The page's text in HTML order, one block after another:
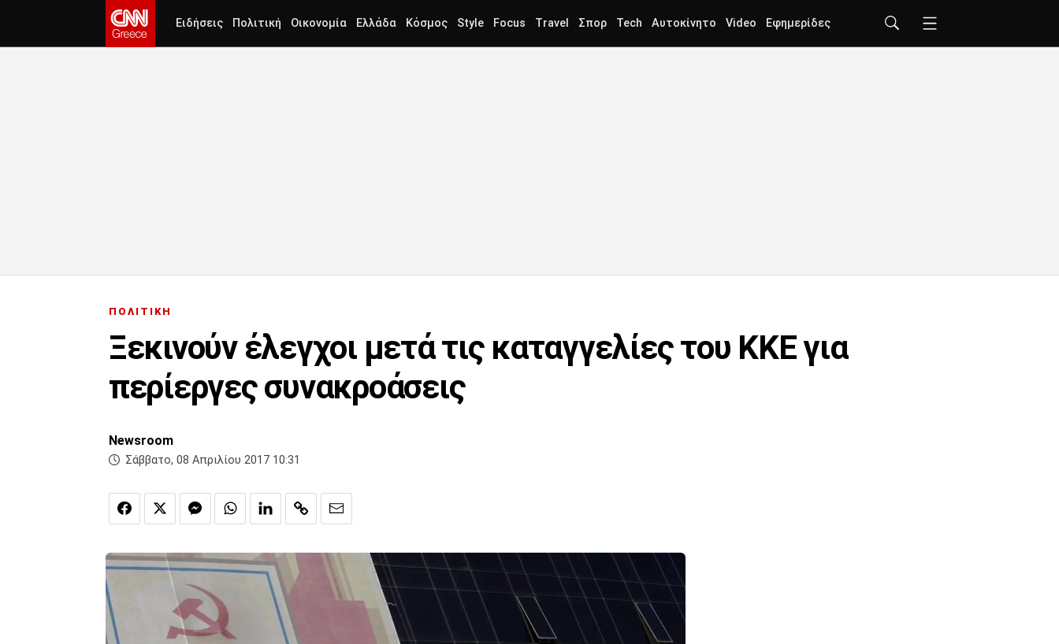
Ειδήσεις Πολιτική Οικονομία Ελλάδα Κόσμος Style Focus Travel Σπορ Tech Αυτοκίνητο Video Εφημερίδες
ΠΟΛΙΤΙΚΗ
Ξεκινούν έλεγχοι μετά τις καταγγελίες του ΚΚΕ για
περίεργες συνακροάσεις
Newsroom
Σάββατο, 08 Απριλίου 2017 10:31